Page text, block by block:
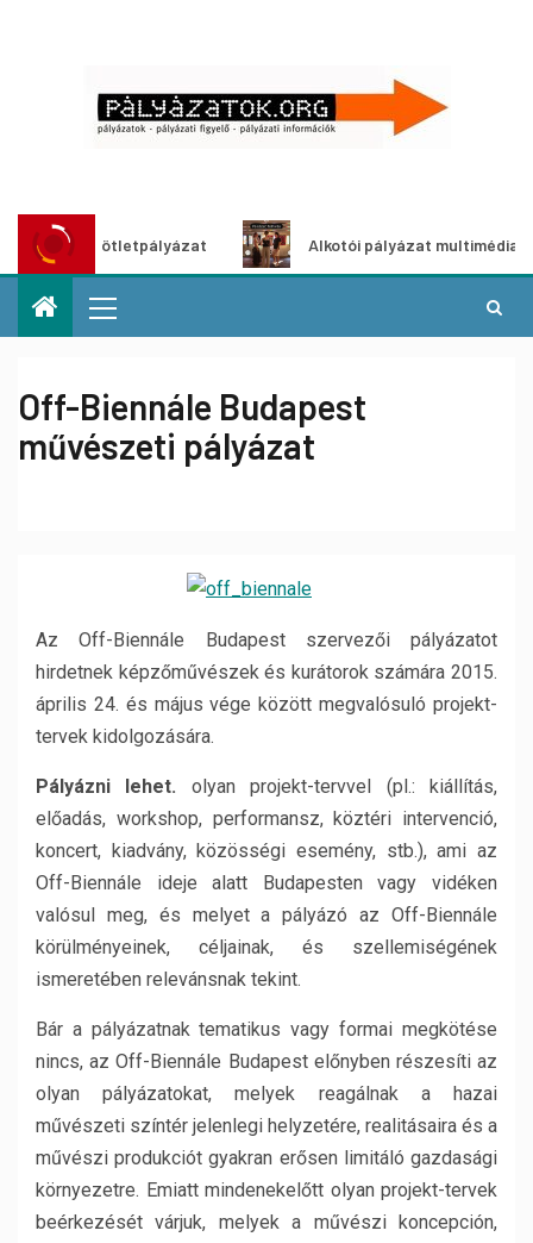
ötletpályázat Alkotói pályázat multimédia-
Off-Biennále Budapest
művészeti pályázat
Az Off-Biennále Budapest szervezői pályázatot
hirdetnek képzőművészek és kurátorok számára 2015.
április 24. és május vége között megvalósuló projekt-
tervek kidolgozására.
Pályázni lehet. olyan projekt-tervvel (pl.: kiállítás,
előadás, workshop, performansz, köztéri intervenció,
koncert, kiadvány, közösségi esemény, stb.), ami az
Off-Biennále ideje alatt Budapesten vagy vidéken
valósul meg, és melyet a pályázó az Off-Biennále
körülményeinek, céljainak, és szellemiségének
ismeretében relevánsnak tekint.
Bár a pályázatnak tematikus vagy formai megkötése
nincs, az Off-Biennále Budapest előnyben részesíti az
olyan pályázatokat, melyek reagálnak a hazai
művészeti színtér jelenlegi helyzetére, realitásaira és a
művészi produkciót gyakran erősen limitáló gazdasági
környezetre. Emiatt mindenekelőtt olyan projekt-tervek
beérkezését várjuk, melyek a művészi koncepción,